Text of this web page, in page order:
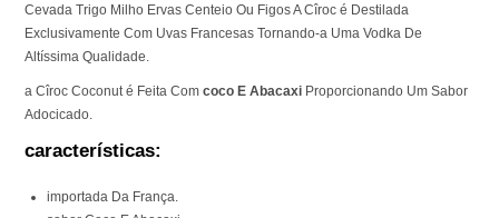
Cevada Trigo Milho Ervas Centeio Ou Figos A Cîroc é Destilada
Exclusivamente Com Uvas Francesas Tornando-a Uma Vodka De
Altíssima Qualidade.
a Cîroc Coconut é Feita Comcoco E Abacaxi Proporcionando Um Sabor
Adocicado.
características:
importada Da França.